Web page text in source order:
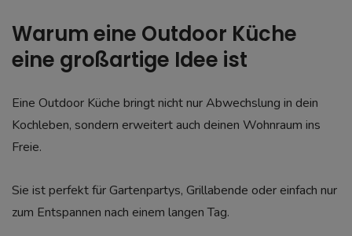
Warum eine Outdoor Küche
eine großartige Idee ist
Eine Outdoor Küche bringt nicht nur Abwechslung in dein
Kochleben, sondern erweitert auch deinen Wohnraum ins
Freie.
Sie ist perfekt für Gartenpartys, Grillabende oder einfach nur
zum Entspannen nach einem langen Tag.